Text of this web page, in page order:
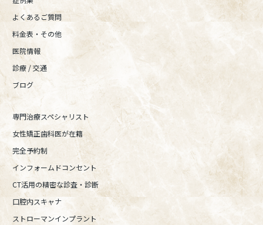
よくあるご質問
料金表・その他
医院情報
診療 / 交通
ブログ
専門治療スペシャリスト
女性矯正歯科医が在籍
完全予約制
インフォームドコンセント
CT活用の精密な診査・診断
口腔内スキャナ
ストローマンインプラント